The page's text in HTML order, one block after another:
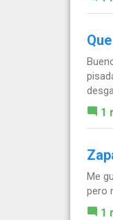
1
Me
pero
1